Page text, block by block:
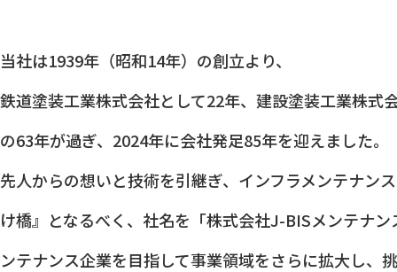
当社は1939年（昭和14年）の創立より、
鉄道塗装工業株式会社として22年、建設塗装工業株式
の63年が過ぎ、2024年に会社発足85年を迎えました。
先人からの想いと技術を引継ぎ、インフラメンテナン
け橋』となるべく、社名を「株式会社J-BISメンテナ
ンテナンス企業を目指して事業領域をさらに拡大し、